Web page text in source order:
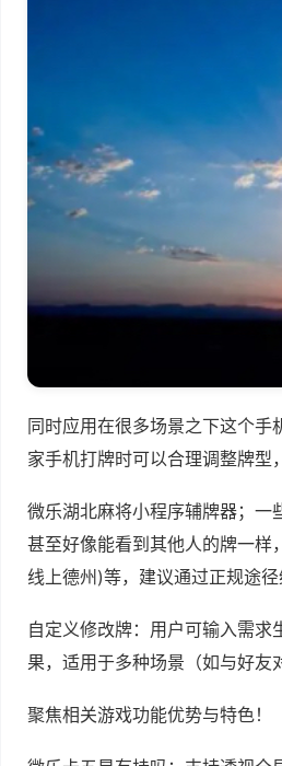
同时应用在很多场景之下这个手
家手机打牌时可以合理调整牌型
微乐湖北麻将小程序辅牌器；一
甚至好像能看到其他人的牌一
线上德州)等，建议通过正规途径
自定义修改牌：用户可输入需求
果，适用于多种场景（如与好友
聚焦相关游戏功能优势与特色！